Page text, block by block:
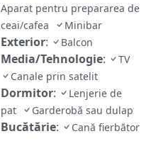
Aparat pentru prepararea de
ceai/cafea
Minibar
Exterior: Balcon
Media/Tehnologie:
TV
Canale prin satelit
Dormitor:
Lenjerie de
pat
Garderobă sau dulap
Bucătărie: Cană fierbător